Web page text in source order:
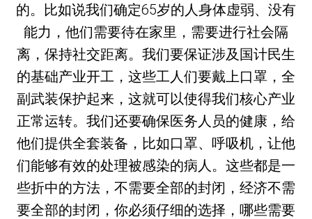
的。比如说我们确定65岁的人身体虚弱、没有
能力，他们需要待在家里，需要进行社会隔
离，保持社交距离。我们要保证涉及国计民生
的基础产业开工，这些工人们要戴上口罩，全
副武装保护起来，这就可以使得我们核心产业
正常运转。我们还要确保医务人员的健康，给
他们提供全套装备，比如口罩、呼吸机，让他
们能够有效的处理被感染的病人。这些都是一
些折中的方法，不需要全部的封闭，经济不需
要全部的封闭，你必须仔细的选择，哪些需要